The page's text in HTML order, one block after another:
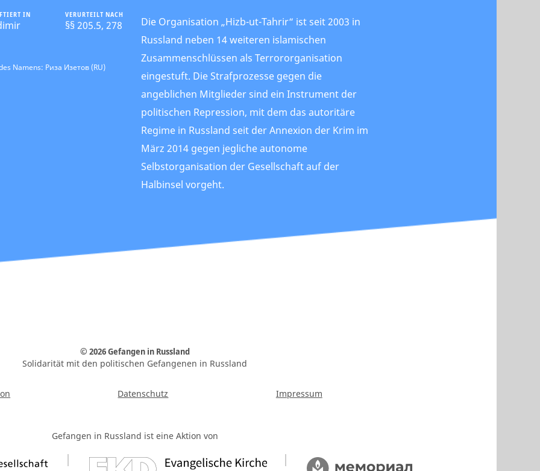
IN VERURTEILT NACH
§§ 205.5, 278
Namens: Риза Изетов (RU)
Die Organisation „Hizb-ut-Tahrir“ ist seit 2003 in
Russland neben 14 weiteren islamischen
Zusammenschlüssen als Terrororganisation
eingestuft. Die Strafprozesse gegen die
angeblichen Mitglieder sind ein Instrument der
politischen Repression, mit dem das autoritäre
Regime in Russland seit der Annexion der Krim im
März 2014 gegen jegliche autonome
Selbstorganisation der Gesellschaft auf der
Halbinsel vorgeht.
© 2026 Gefangen in Russland
Solidarität mit den politischen Gefangenen in Russland
Datenschutz Impressum
Gefangen in Russland ist eine Aktion von